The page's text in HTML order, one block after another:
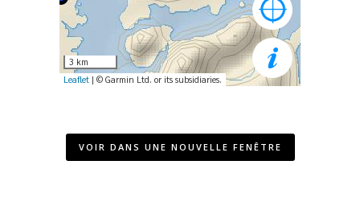
VOIR DANS UNE NOUVELLE FENÊTRE